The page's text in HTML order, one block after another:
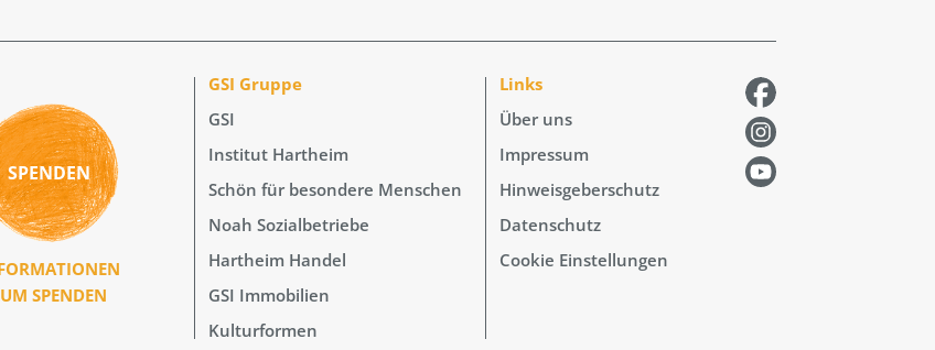
SPENDEN
SPENDEN
GSI Gruppe
GSI
Institut Hartheim
Schön für besondere Menschen
Noah Sozialbetriebe
Hartheim Handel
GSI Immobilien
Kulturformen
Links
Über uns
Impressum
Hinweisgeberschutz
Datenschutz
Cookie Einstellungen